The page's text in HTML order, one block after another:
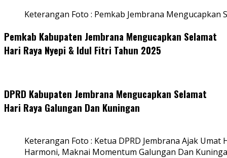
Keterangan Foto : Pemkab Jembrana Mengucapkan
Pemkab Kabupaten Jembrana Mengucapkan Selamat
Hari Raya Nyepi & Idul Fitri Tahun 2025
DPRD Kabupaten Jembrana Mengucapkan Selamat
Hari Raya Galungan Dan Kuningan
Keterangan Foto : Ketua DPRD Jembrana Ajak
Harmoni, Maknai Momentum Galungan Dan